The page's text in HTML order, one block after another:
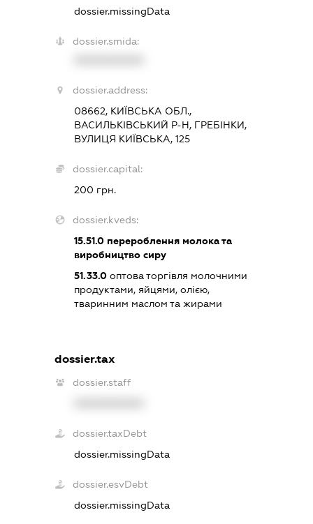
dossier.missingData
dossier.smida:
dossier.address:
08662, КИЇВСЬКА ОБЛ.,
ВАСИЛЬКІВСЬКИЙ Р-Н, ГРЕБІНКИ,
ВУЛИЦЯ КИЇВСЬКА, 125
dossier.capital:
200 грн.
dossier.kveds:
15.51.0перероблення молока та
виробництво сиру
51.33.0оптова торгівля молочними
продуктами, яйцями, олією,
тваринним маслом та жирами
dossier.tax
dossier.staff
dossier.taxDebt
dossier.missingData
dossier.esvDebt
dossier.missingData